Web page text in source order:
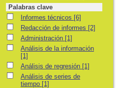
Palabras clave
Informes técnicos
Informes técnicos [6]
Redacción de informes
Redacción de informes [2]
Administración
Administración [1]
Análisis de la información
Análisis de la información
[1]
Análisis de regresión
Análisis de regresión [1]
Análisis de series de tiempo
Análisis de series de
tiempo [1]